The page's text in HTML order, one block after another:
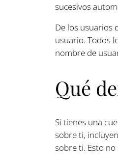
sucesivos
De los usuarios
usuario. Todos
nombre de
Qué
Si tienes una
sobre ti,
sobre ti. Esto